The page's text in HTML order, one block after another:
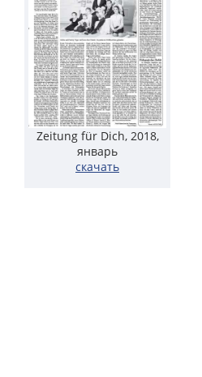
Zeitung für Dich, 2018,
январь
скачать